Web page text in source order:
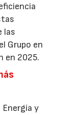
las
Grupo en
en 2025.
Energía y